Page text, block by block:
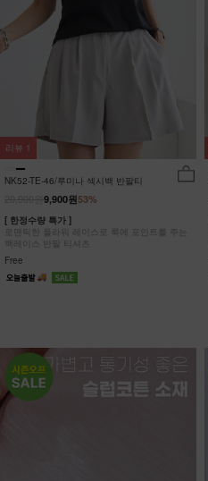
NK52-TE-46/루미나 섹시백 반팔티
53%
9,900원
[ 한정수량 특가 ]
로맨틱한 플라워 레이스로 룩에 포인트를 주는
백레이스 반팔 티셔츠
Free
리뷰 1